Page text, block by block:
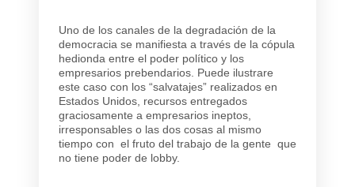
Uno de los canales de la degradación de la
democracia se manifiesta a través de la cópula
hedionda entre el poder político y los
empresarios prebendarios. Puede ilustrare
este caso con los “salvatajes” realizados en
Estados Unidos, recursos entregados
graciosamente a empresarios ineptos,
irresponsables o las dos cosas al mismo
tiempo con el fruto del trabajo de la gente que
no tiene poder de lobby.